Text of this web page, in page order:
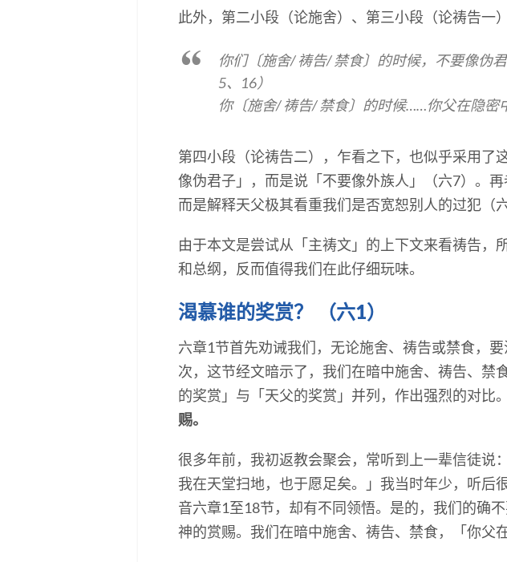
此外，第二小段（论施舍）、第三小段（论祷告一
你们〔施舍/ 祷告/ 禁食〕的时候，不要像伪
5、16）
你〔施舍/ 祷告/ 禁食〕的时候……你父在隐密
第四小段（论祷告二），乍看之下，也似乎采用了
像伪君子」，而是说「不要像外族人」（六7）。
而是解释天父极其看重我们是否宽恕别人的过犯（
由于本文是尝试从「主祷文」的上下文来看祷告
和总纲，反而值得我们在此仔细玩味。
渴慕谁的奖赏？ （六1）
六章1节首先劝诫我们，无论施舍、祷告或禁食，
次，这节经文暗示了，我们在暗中施舍、祷告、禁
的奖赏」与「天父的奖赏」并列，作出强烈的对比。
赐。
很多年前，我初返教会聚会，常听到上一辈信徒说
我在天堂扫地，也于愿足矣。」我当时年少，听后
音六章1至18节，却有不同领悟。是的，我们的确
神的赏赐。我们在暗中施舍、祷告、禁食，「你父